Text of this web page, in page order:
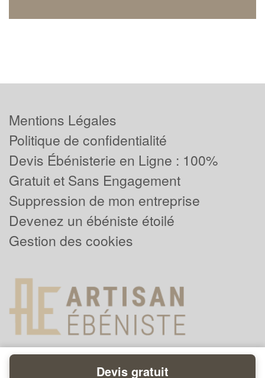
Mentions Légales
Politique de confidentialité
Devis Ébénisterie en Ligne : 100%
Gratuit et Sans Engagement
Suppression de mon entreprise
Devenez un ébéniste étoilé
Gestion des cookies
Devis gratuit